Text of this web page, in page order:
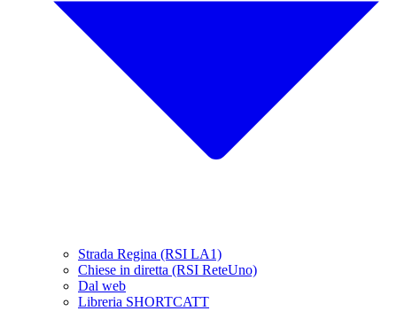
Strada Regina (RSI LA1)
Chiese in diretta (RSI ReteUno)
Dal web
Libreria SHORTCATT